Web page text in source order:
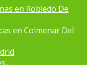
en Robledo De
en Colmenar Del